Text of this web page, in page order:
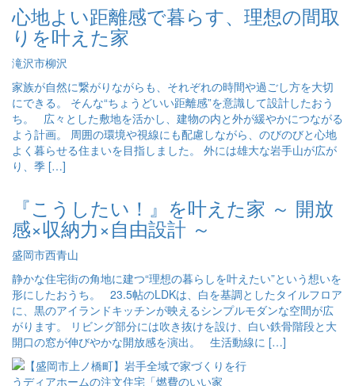
心地よい距離感で暮らす、理想の間取
りを叶えた家
滝沢市柳沢
家族が自然に繋がりながらも、それぞれの時間や過ごし方を大切
にできる。 そんな“ちょうどいい距離感”を意識して設計したおう
ち。 広々とした敷地を活かし、建物の内と外が緩やかにつながる
よう計画。 周囲の環境や視線にも配慮しながら、のびのびと心地
よく暮らせる住まいを目指しました。 外には雄大な岩手山が広が
り、季 […]
『こうしたい！』を叶えた家 ～ 開放
感×収納力×自由設計 ～
盛岡市西青山
静かな住宅街の角地に建つ“理想の暮らしを叶えたい”という想いを
形にしたおうち。 23.5帖のLDKは、白を基調としたタイルフロア
に、黒のアイランドキッチンが映えるシンプルモダンな空間が広
がります。 リビング部分には吹き抜けを設け、白い鉄骨階段と大
開口の窓が伸びやかな開放感を演出。 生活動線に […]